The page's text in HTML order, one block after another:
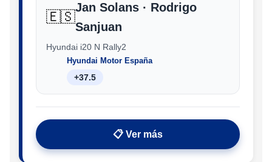
🇪🇸
Jan Solans · Rodrigo
Sanjuan
Hyundai i20 N Rally2
Hyundai Motor España
+37.5
📋 Ver más